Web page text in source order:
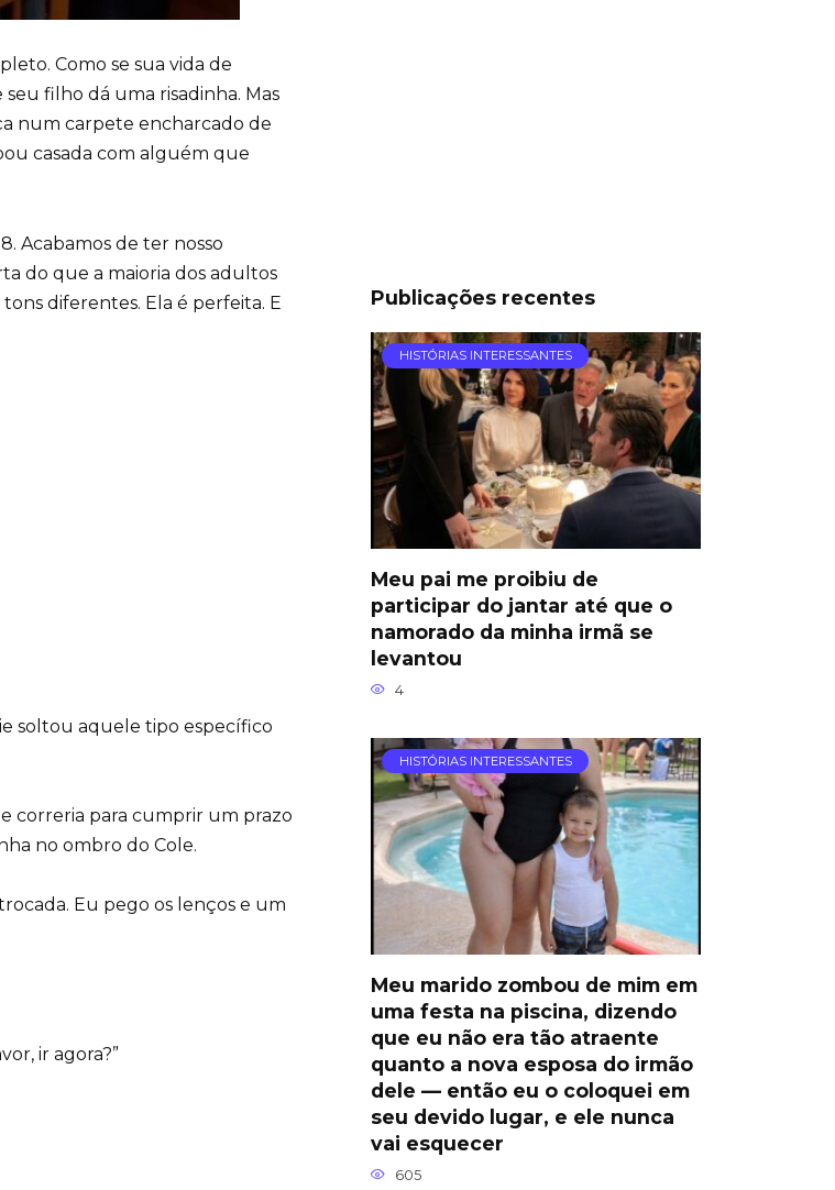
Como se sua vida de
filho dá uma risadinha. Mas
num carpete encharcado de
casada com alguém que
Acabamos de ter nosso
do que a maioria dos adultos
diferentes. Ela é perfeita. E
soltou aquele tipo específico
correria para cumprir um prazo
no ombro do Cole.
Eu pego os lenços e um
ir agora?”
Publicações recentes
HISTÓRIAS INTERESSANTES
Meu pai me proibiu de
participar do jantar até que o
namorado da minha irmã se
levantou
4
HISTÓRIAS INTERESSANTES
Meu marido zombou de mim em
uma festa na piscina, dizendo
que eu não era tão atraente
quanto a nova esposa do irmão
dele — então eu o coloquei em
seu devido lugar, e ele nunca
vai esquecer
605